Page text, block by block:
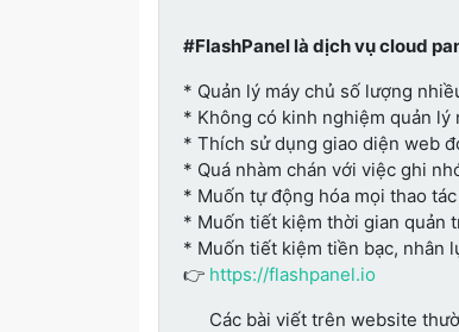
#FlashPanel là dịch vụ cloud
* Quản lý máy chủ số lượng
* Không có kinh nghiệm quản lý
* Thích sử dụng giao diện web
* Quá nhàm chán với việc ghi
* Muốn tự động hóa mọi thao tác
* Muốn tiết kiệm thời gian quản
* Muốn tiết kiệm tiền bạc, nhân
👉 https://flashpanel.io
Các bài viết trên website